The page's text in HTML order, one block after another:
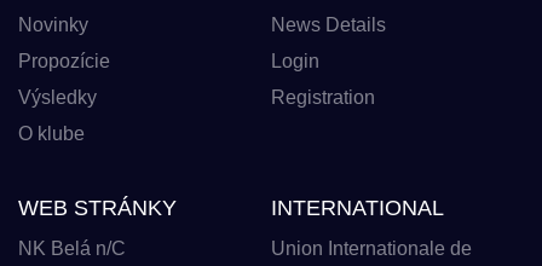
Novinky
Propozície
Výsledky
O klube
News Details
Login
Registration
WEB STRÁNKY
NK Belá n/C
INTERNATIONAL
Union Internationale de